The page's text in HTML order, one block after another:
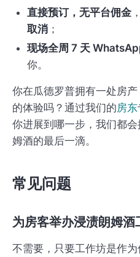
直接预订，无平台佣金
取消 ；
现场全周 7 天
你。
你在瓜德罗普拥有一处房
的体验吗？通过我们的房东
你进展到哪一步，我们都
姆酒的最后一滴。
常见问题
为房客举办浸渍朗姆酒
不需要，只要工作坊是作